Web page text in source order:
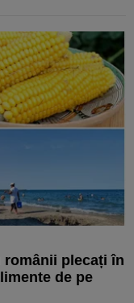
românii plecați în
de pe